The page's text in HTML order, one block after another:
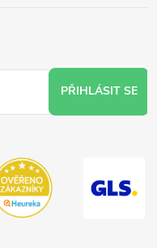
PŘIHLÁSIT SE